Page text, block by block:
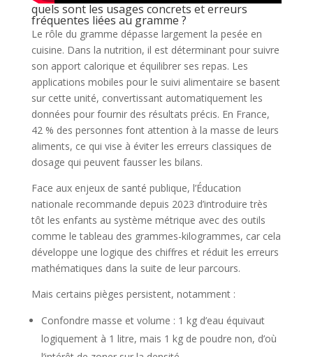
quels sont les usages concrets et erreurs
fréquentes liées au gramme ?
Le rôle du gramme dépasse largement la pesée en
cuisine. Dans la nutrition, il est déterminant pour suivre
son apport calorique et équilibrer ses repas. Les
applications mobiles pour le suivi alimentaire se basent
sur cette unité, convertissant automatiquement les
données pour fournir des résultats précis. En France,
42 % des personnes font attention à la masse de leurs
aliments, ce qui vise à éviter les erreurs classiques de
dosage qui peuvent fausser les bilans.
Face aux enjeux de santé publique, l’Éducation
nationale recommande depuis 2023 d’introduire très
tôt les enfants au système métrique avec des outils
comme le tableau des grammes-kilogrammes, car cela
développe une logique des chiffres et réduit les erreurs
mathématiques dans la suite de leur parcours.
Mais certains pièges persistent, notamment :
Confondre masse et volume : 1 kg d’eau équivaut
logiquement à 1 litre, mais 1 kg de poudre non, d’où